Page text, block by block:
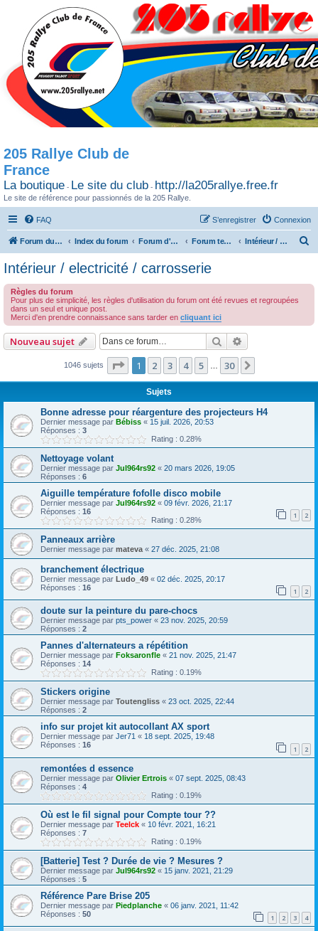
205 Rallye Club de
France
La boutique - Le site du club - http://la205rallye.free.fr
Le site de référence pour passionnés de la 205 Rallye.
FAQ Connexion
S’enregistrer
Forum du 205 Rallye club de France Index du forum Forum d'Echange Forum technique Intérieur / electricité / carrosserie
r
Intérieur / electricité / carrosserie
Règles du forum
Pour plus de simplicité, les règles d'utilisation du forum ont été revues et regroupées
dans un seul et unique post.
Merci d'en prendre connaissance sans tarder en cliquant ici
Nouveau sujet Rechercher
1046 sujets Page 1sur
1 2 3 4 5 30
Sujets
Bonne adresse pour réargenture des projecteurs H4
Dernier message par Bébiss « 15 juil. 2026, 20:53
Réponses : 3
Rating : 0.28%
Nettoyage volant
Dernier message par Jul964rs92 « 20 mars 2026, 19:05
Réponses : 6
Aiguille température fofolle disco mobile
Dernier message par Jul964rs92 « 09 févr. 2026, 21:17
Réponses : 16 1 2
Rating : 0.28%
Panneaux arrière
Dernier message par mateva « 27 déc. 2025, 21:08
branchement électrique
Dernier message par Ludo_49 « 02 déc. 2025, 20:17
Réponses : 16 1 2
doute sur la peinture du pare-chocs
Dernier message par pts_power « 23 nov. 2025, 20:59
Réponses : 2
Pannes d'alternateurs a répétition
Dernier message par Foksaronfle « 21 nov. 2025, 21:47
Réponses : 14
Rating : 0.19%
Stickers origine
Dernier message par Toutengliss « 23 oct. 2025, 22:44
Réponses : 2
info sur projet kit autocollant AX sport
Dernier message par Jer71 « 18 sept. 2025, 19:48
Réponses : 16 1 2
remontées d essence
Dernier message par Olivier Ertrois « 07 sept. 2025, 08:43
Réponses : 4
Rating : 0.19%
Où est le fil signal pour Compte tour ??
Dernier message par Teelck « 10 févr. 2021, 16:21
Réponses : 7
Rating : 0.19%
[Batterie] Test ? Durée de vie ? Mesures ?
Dernier message par Jul964rs92 « 15 janv. 2021, 21:29
Réponses : 5
Référence Pare Brise 205
Dernier message par Piedplanche « 06 janv. 2021, 11:42
Réponses : 50 1 2 3 4